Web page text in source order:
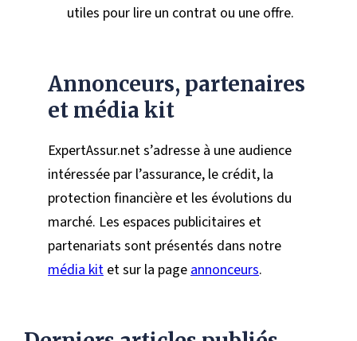
utiles pour lire un contrat ou une offre.
Annonceurs, partenaires
et média kit
ExpertAssur.net s’adresse à une audience
intéressée par l’assurance, le crédit, la
protection financière et les évolutions du
marché. Les espaces publicitaires et
partenariats sont présentés dans notre
média kit et sur la page annonceurs.